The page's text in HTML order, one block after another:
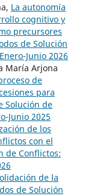
La autonomía
cognitivo y
precursores
de Solución
Junio 2026
María Arjona
de
para
Solución de
Junio 2025
de los
con el
de Conflictos:
de la
de Solución